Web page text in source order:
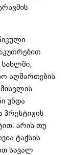
აღმართების
უნდა
არის თუ
ტაქსის
სავალ